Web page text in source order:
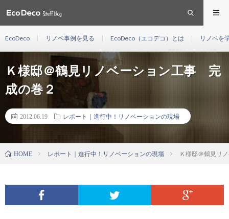
EcoDeco リノベ事例を見る EcoDeco（エコデコ）とは リノベを
Ｋ様邸＠鶴見リノベーション工事 完
成の巻２
2012.06.19 レポート｜進行中！リノベーションの現場
HOME レポート｜進行中！リノベーションの現場 Ｋ様邸＠鶴見リ